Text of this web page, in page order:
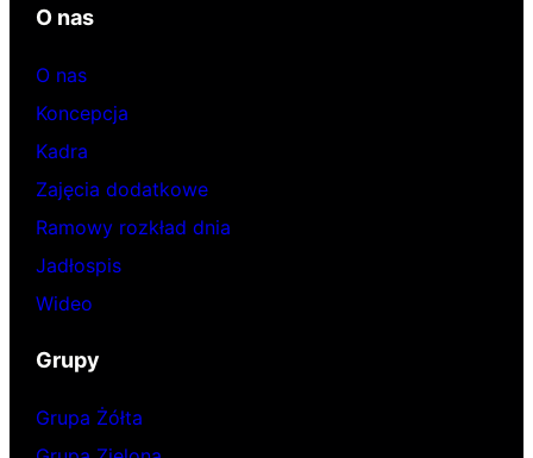
O nas
O nas
Koncepcja
Kadra
Zajęcia dodatkowe
Ramowy rozkład dnia
Jadłospis
Wideo
Grupy
Grupa Żółta